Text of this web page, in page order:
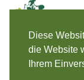
Zum
Inhalt
springen
Diese
die Website
Ihrem